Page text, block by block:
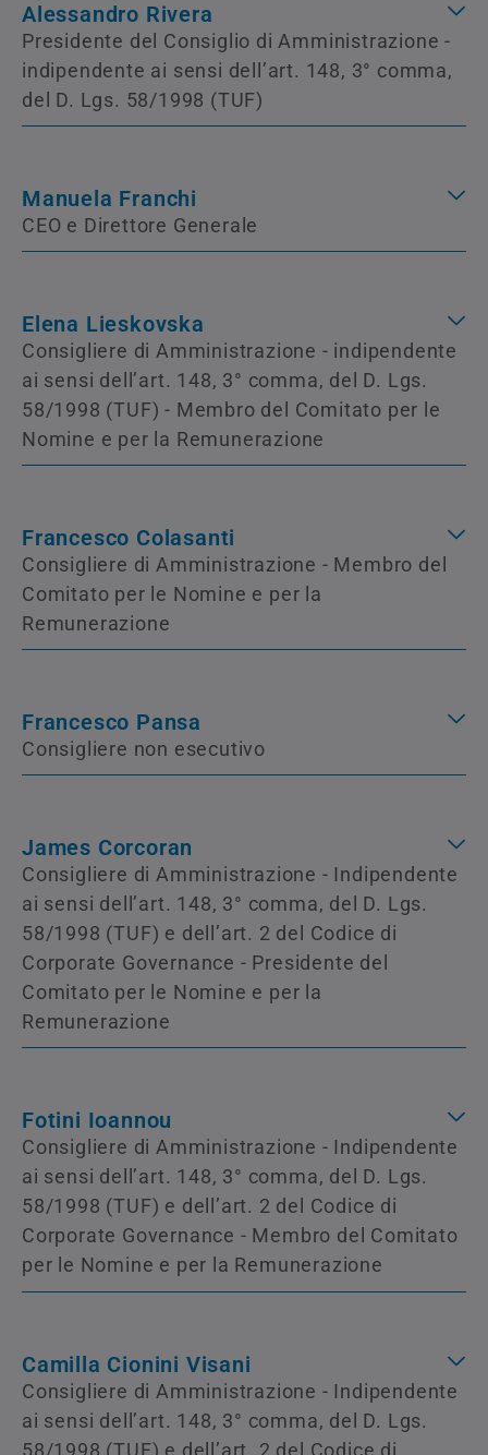
Alessandro Rivera
Presidente del Consiglio di Amministrazione -
indipendente ai sensi dell’art. 148, 3° comma,
del D. Lgs. 58/1998 (TUF)
Manuela Franchi
CEO e Direttore Generale
Elena Lieskovska
Consigliere di Amministrazione - indipendente
ai sensi dell’art. 148, 3° comma, del D. Lgs.
58/1998 (TUF) - Membro del Comitato per le
Nomine e per la Remunerazione
Francesco Colasanti
Consigliere di Amministrazione - Membro del
Comitato per le Nomine e per la
Remunerazione
Francesco Pansa
Consigliere non esecutivo
James Corcoran
Consigliere di Amministrazione - Indipendente
ai sensi dell’art. 148, 3° comma, del D. Lgs.
58/1998 (TUF) e dell’art. 2 del Codice di
Corporate Governance - Presidente del
Comitato per le Nomine e per la
Remunerazione
Fotini Ioannou
Consigliere di Amministrazione - Indipendente
ai sensi dell’art. 148, 3° comma, del D. Lgs.
58/1998 (TUF) e dell’art. 2 del Codice di
Corporate Governance - Membro del Comitato
per le Nomine e per la Remunerazione
Camilla Cionini Visani
Consigliere di Amministrazione - Indipendente
ai sensi dell’art. 148, 3° comma, del D. Lgs.
58/1998 (TUF) e dell’art. 2 del Codice di